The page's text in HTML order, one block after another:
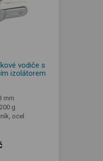
vodiče s
izolátorem
mm
g
ocel